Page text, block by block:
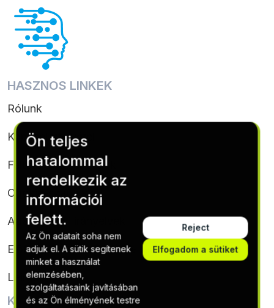
HASZNOS LINKEK
Rólunk
Kapcsolatfelvétel
Feltételek & feltételek
Cookie-szabályzat
Adatvédelmi irányelvek
Előfizetési feltételek és feltételek
Leiratkozás
KAPCSOLATTARTÁSI ADATOK
Ön teljes
hatalommal
rendelkezik az
információi
felett.
Az Ön adatait soha nem
adjuk el. A sütik segítenek
minket a használat
elemzésében,
szolgáltatásaink javításában
és az Ön élményének testre
Reject
Elfogadom a sütiket